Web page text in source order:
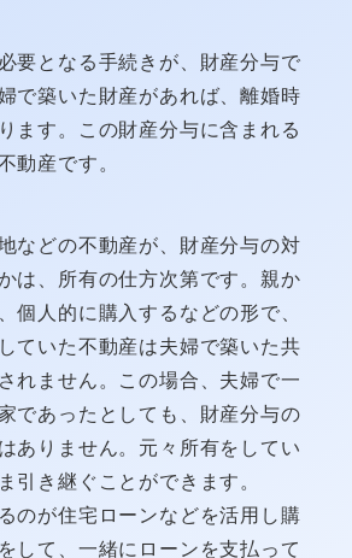
要となる手続きが、財産分与で
で築いた財産があれば、離婚時
ます。この財産分与に含まれる
動産です。
などの不動産が、財産分与の対
は、所有の仕方次第です。親か
個人的に購入するなどの形で、
ていた不動産は夫婦で築いた共
れません。この場合、夫婦で一
であったとしても、財産分与の
ありません。元々所有をしてい
引き継ぐことができます。
のが住宅ローンなどを活用し購
して、一緒にローンを支払って